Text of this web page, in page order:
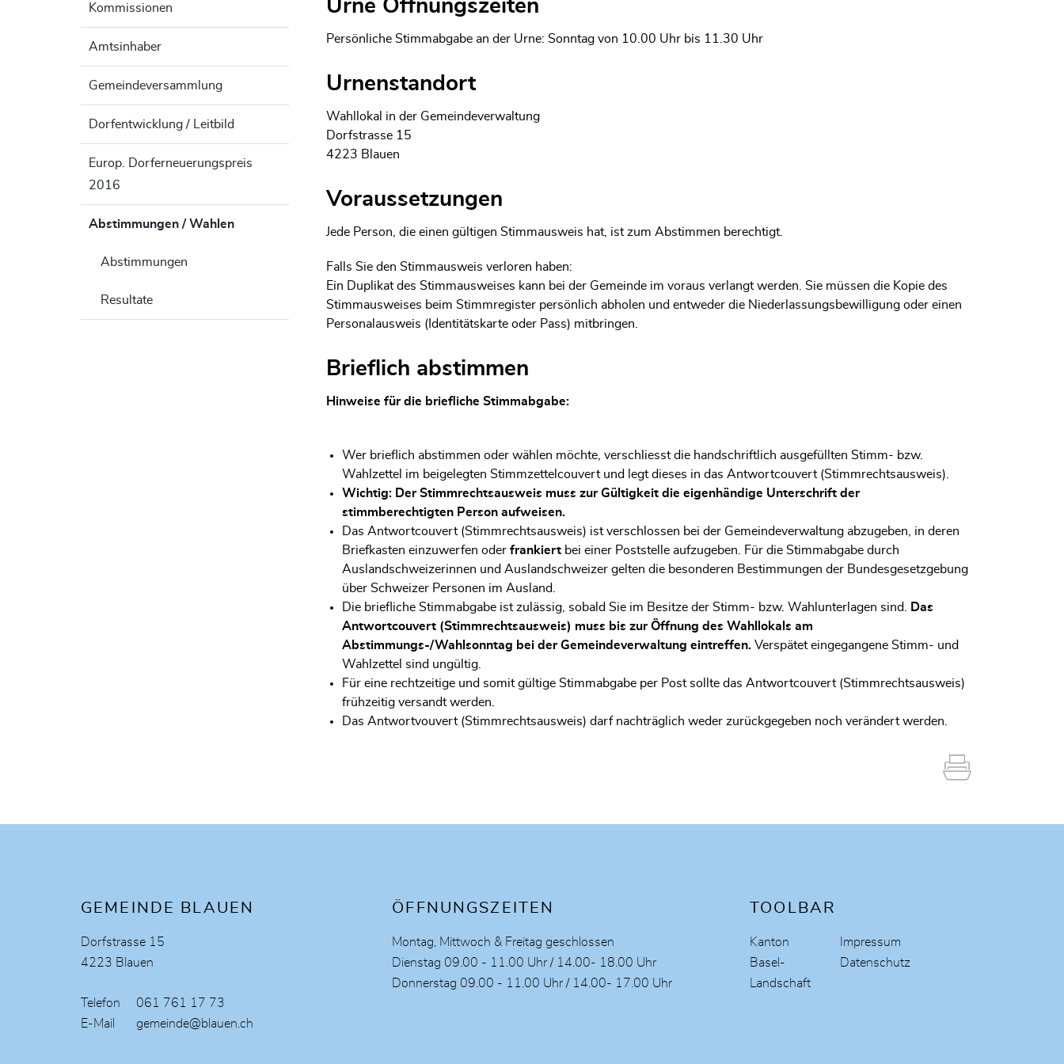
Kommissionen
Amtsinhaber
Gemeindeversammlung
Dorfentwicklung / Leitbild
Europ. Dorferneuerungspreis
2016
Abstimmungen / Wahlen
Abstimmungen
Resultate
Urne Öffnungszeiten
Persönliche Stimmabgabe an der Urne: Sonntag von 10.00 Uhr bis 11.30 Uhr
Urnenstandort
Wahllokal in der Gemeindeverwaltung
Dorfstrasse 15
4223 Blauen
Voraussetzungen
Jede Person, die einen gültigen Stimmausweis hat, ist zum Abstimmen berechtigt.
Falls Sie den Stimmausweis verloren haben:
Ein Duplikat des Stimmausweises kann bei der Gemeinde im voraus verlangt werden. Sie müssen die Kopie des
Stimmausweises beim Stimmregister persönlich abholen und entweder die Niederlassungsbewilligung oder einen
Personalausweis (Identitätskarte oder Pass) mitbringen.
Brieflich abstimmen
Hinweise für die briefliche Stimmabgabe:
Wer brieflich abstimmen oder wählen möchte, verschliesst die handschriftlich ausgefüllten Stimm- bzw.
Wahlzettel im beigelegten Stimmzettelcouvert und legt dieses in das Antwortcouvert (Stimmrechtsausweis).
Wichtig: Der Stimmrechtsausweis muss zur Gültigkeit die eigenhändige Unterschrift der
stimmberechtigten Person aufweisen.
Das Antwortcouvert (Stimmrechtsausweis) ist verschlossen bei der Gemeindeverwaltung abzugeben, in deren
Briefkasten einzuwerfen oder frankiertbei einer Poststelle aufzugeben. Für die Stimmabgabe durch
Auslandschweizerinnen und Auslandschweizer gelten die besonderen Bestimmungen der Bundesgesetzgebung
über Schweizer Personen im Ausland.
Die briefliche Stimmabgabe ist zulässig, sobald Sie im Besitze der Stimm- bzw. Wahlunterlagen sind.
Das
Antwortcouvert (Stimmrechtsausweis) muss bis zur Öffnung des Wahllokals am
Abstimmungs-/Wahlsonntag bei der Gemeindeverwaltung eintreffen.Verspätet eingegangene Stimm- und
Wahlzettel sind ungültig.
Für eine rechtzeitige und somit gültige Stimmabgabe per Post sollte das Antwortcouvert (Stimmrechtsausweis)
frühzeitig versandt werden.
Das Antwortvouvert (Stimmrechtsausweis) darf nachträglich weder zurückgegeben noch verändert werden.
Fusszeile
GEMEINDE BLAUEN
Dorfstrasse 15
4223 Blauen
Telefon
061 761 17 73
E-Mail
gemeinde@blauen.ch
ÖFFNUNGSZEITEN
Montag, Mittwoch & Freitag geschlossen
Dienstag 09.00 - 11.00 Uhr / 14.00- 18.00 Uhr
Donnerstag 09.00 - 11.00 Uhr / 14.00- 17.00 Uhr
TOOLBAR
Kanton
Basel-
Landschaft
Impressum
Datenschutz